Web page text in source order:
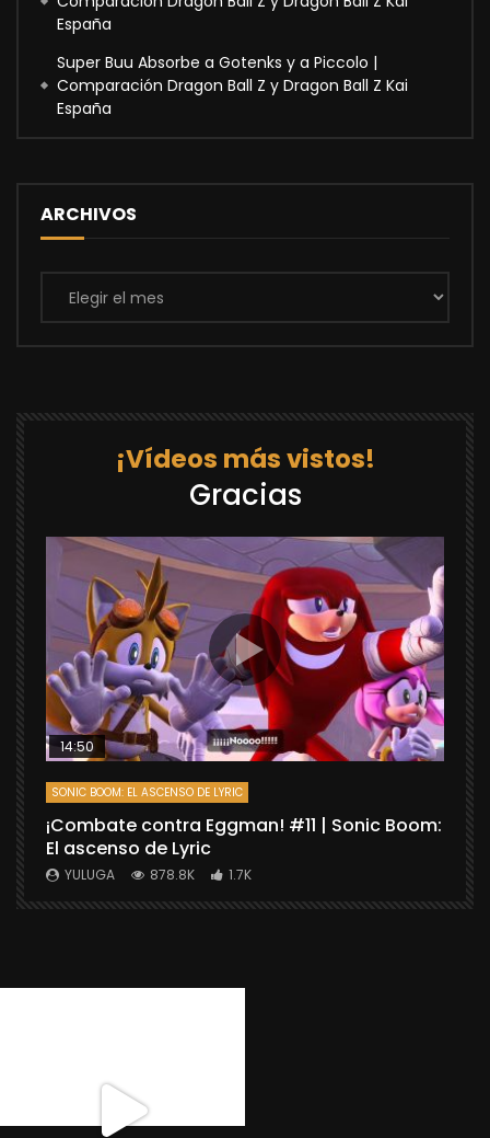
España
Super Buu Absorbe a Gotenks y a Piccolo |
Comparación Dragon Ball Z y Dragon Ball Z Kai
España
ARCHIVOS
Archivos
¡Vídeos más vistos!
Gracias
14:50
SONIC BOOM: EL ASCENSO DE LYRIC
¡Combate contra Eggman! #11 | Sonic Boom:
El ascenso de Lyric
YULUGA 878.8K 1.7K